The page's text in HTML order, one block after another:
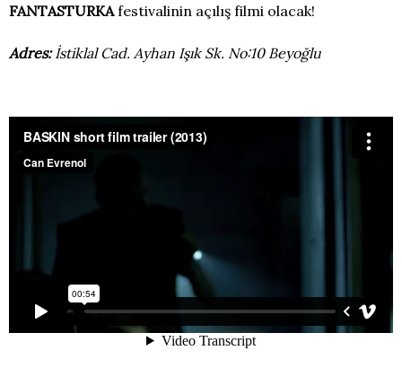
FANTASTURKAfestivalinin açılış filmi olacak!
Adres:İstiklal Cad. Ayhan Işık Sk. No:10 Beyoğlu